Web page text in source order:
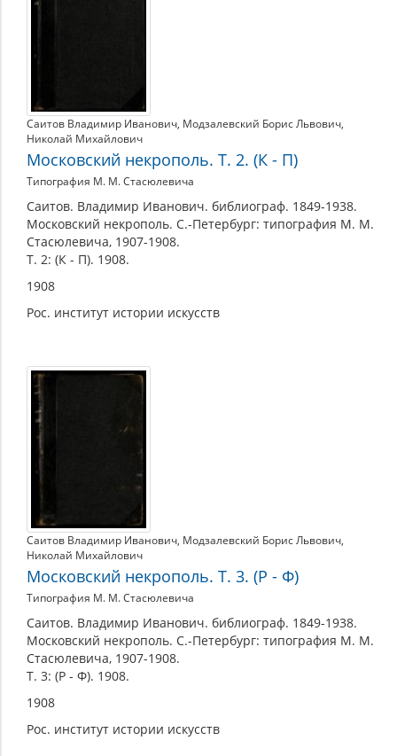
Саитов Владимир Иванович, Модзалевский Борис Львович,
Николай Михайлович
Московский некрополь. Т. 2. (К - П)
Типография М. М. Стасюлевича
Саитов. Владимир Иванович. библиограф. 1849-1938.
Московский некрополь. С.-Петербург: типография М. М.
Стасюлевича, 1907-1908.
Т. 2: (К - П). 1908.
1908
Рос. институт истории искусств
Саитов Владимир Иванович, Модзалевский Борис Львович,
Николай Михайлович
Московский некрополь. Т. 3. (Р - Ф)
Типография М. М. Стасюлевича
Саитов. Владимир Иванович. библиограф. 1849-1938.
Московский некрополь. С.-Петербург: типография М. М.
Стасюлевича, 1907-1908.
Т. 3: (Р - Ф). 1908.
1908
Рос. институт истории искусств